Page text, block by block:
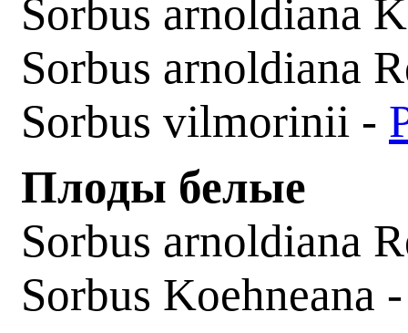
Sorbus arnoldiana
Sorbus arnoldiana
Sorbus vilmorinii -
Плоды белые
Sorbus arnoldiana
Sorbus Koehneana